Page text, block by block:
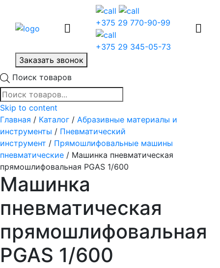
+375 29 770-90-99
+375 29 345-05-73
Заказать звонок
Поиск товаров
Skip to content
Главная / Каталог / Абразивные материалы и
инструменты / Пневматический
инструмент / Прямошлифовальные машины
пневматические / Машинка пневматическая
прямошлифовальная PGAS 1/600
Машинка
пневматическая
прямошлифовальная
PGAS 1/600